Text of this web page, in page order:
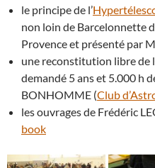
le principe de l’
non loin de Barcelonnette
Provence et présenté par
une reconstitution libre de
demandé 5 ans et 5.000 h
BONHOMME (Club
les ouvrages de Frédéric
book